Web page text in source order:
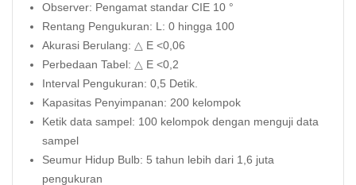
Observer: Pengamat standar CIE 10 °
Rentang Pengukuran: L: 0 hingga 100
Akurasi Berulang: △ E <0,06
Perbedaan Tabel: △ E <0,2
Interval Pengukuran: 0,5 Detik.
Kapasitas Penyimpanan: 200 kelompok
Ketik data sampel: 100 kelompok dengan menguji data
sampel
Seumur Hidup Bulb: 5 tahun lebih dari 1,6 juta
pengukuran